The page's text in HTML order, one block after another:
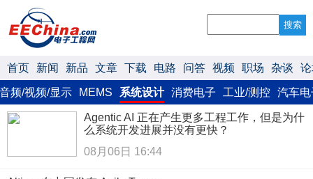
搜索
首页 新闻 新品 文章 下载 电路 问答 视频 职场 杂谈
音频/视频/显示 MEMS 系统设计 消费电子 工业/测控 汽车电
Agentic AI 正在产生更多工程工作，但是为什
么系统开发进展并没有更快？
08月06日 16:44